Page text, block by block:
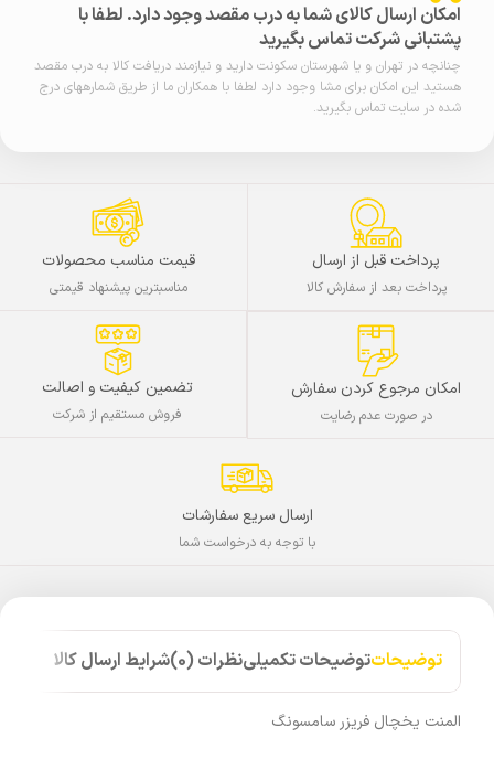
امکان ارسال کالای شما به درب مقصد وجود دارد. لطفا با
پشتبانی شرکت تماس بگیرید
چنانچه در تهران و یا شهرستان سکونت دارید و نیازمند دریافت کالا به درب مقصد
هستید این امکان برای مشا وجود دارد لطفا با همکاران ما از طریق شمارههای درج
شده در سایت تماس بگیرید.
پرداخت قبل از ارسال
پرداخت بعد از سفارش کالا
قیمت مناسب محصولات
مناسبترین پیشنهاد قیمتی
امکان مرجوع کردن سفارش
در صورت عدم رضایت
تضمین کیفیت و اصالت
فروش مستقیم از شرکت
ارسال سریع سفارشات
با توجه به درخواست شما
توضیحاتتوضیحات تکمیلینظرات (0) شرایط ارسال کالا
المنت یخچال فریزر سامسونگ